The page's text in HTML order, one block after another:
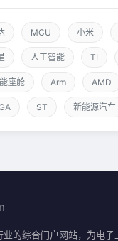
MCU 小米
人工智能 TI
座舱 Arm AMD
ST 新能源汽车
的综合门户网站，为电子